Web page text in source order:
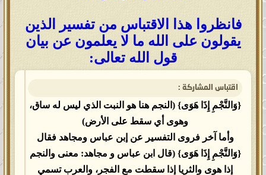
فانظروا هذا الاقتباس من تفسير الذين
يقولون على الله ما لا يعلمون عن بيان
قول الله تعالى:
اقتباس المشاركة :
{وَالنَّجْمِ إِذَا هَوَى} (النجم هنا هو النبت الذي ليس له ساق،
وهوى أي سقط على الأرض)
وأما آخر فروى التفسير عن إبن عباس ومجاهد فقال
{وَالنَّجْمِ إِذَا هَوَى} (قال ابن عباس و مجاهد: معنى والنجم
إذا هوى والثريا إذا سقطت مع الفجر، والعرب تسمي